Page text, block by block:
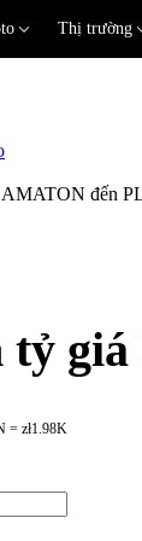
Thị trường
đến
= zł1.98K